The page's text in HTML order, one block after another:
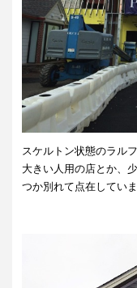
スケルトン状態のラル
大きい人用の店とか、
つか別れて点在してい